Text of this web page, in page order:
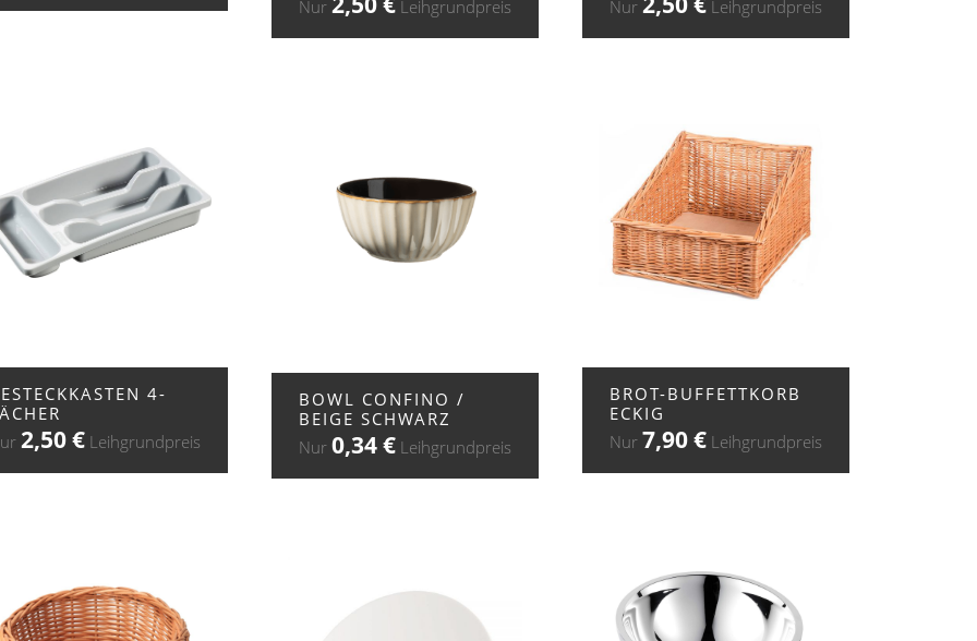
Nur
Leihgrundpreis
Nur
Leihgrundpreis
4-
2,50€ Leihgrundpreis
BOWL CONFINO /
BEIGE SCHWARZ
Nur 0,34€ Leihgrundpreis
BROT-BUFFETTKORB
ECKIG
Nur 7,90€ Leihgrundpreis